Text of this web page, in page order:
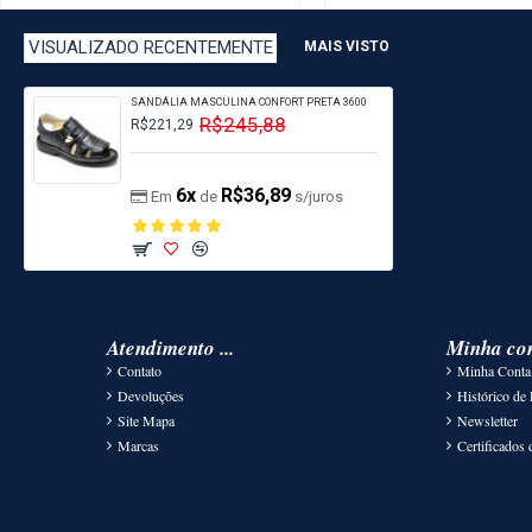
VISUALIZADO RECENTEMENTE MAIS VISTO
SANDÁLIA MASCULINA CONFORT PRETA 3600
R$221,29 R$245,88
Em 6xde R$36,89s/juros
Atendimento ...
Contato
Devoluções
Site Mapa
Marcas
Minha
Minha Conta
Histórico de
Newsletter
Certificados